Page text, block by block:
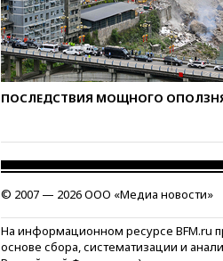
ПОСЛЕДСТВИЯ МОЩНОГО
© 2007 — 2026 ООО «Медиа новости»
На информационном ресурсе BFM.ru
основе сбора, систематизации и